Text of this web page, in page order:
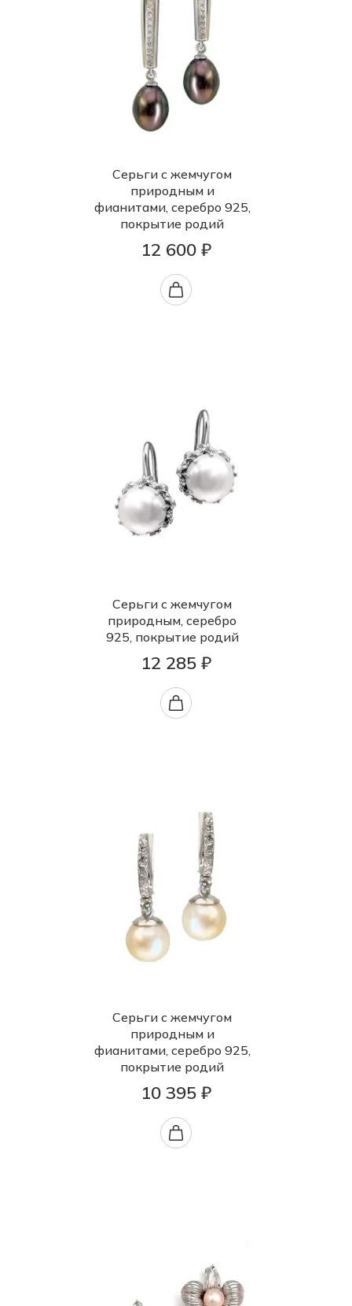
Серьги с жемчугом
природным и
фианитами, серебро 925,
покрытие родий
12 600 ₽
Серьги с жемчугом
природным, серебро
925, покрытие родий
12 285 ₽
Серьги с жемчугом
природным и
фианитами, серебро 925,
покрытие родий
10 395 ₽